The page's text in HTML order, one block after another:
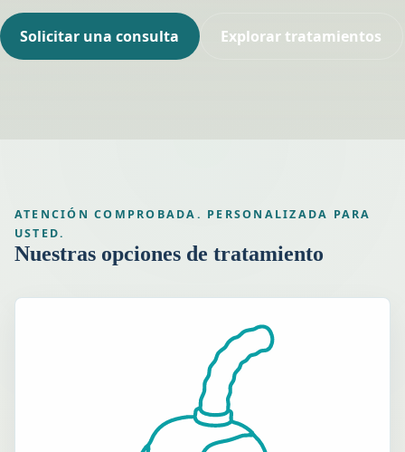
Solicitar una consulta Explorar tratamientos
ATENCIÓN COMPROBADA. PERSONALIZADA PARA
USTED.
Nuestras opciones de tratamiento